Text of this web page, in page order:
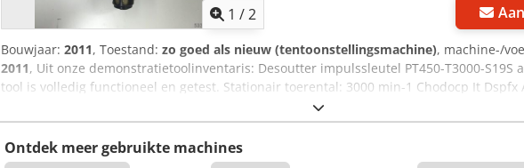
1 /2
Bouwjaar: 2011, Toestand: zo goed als nieuw (tentoonstellingsmachine), machine-/
2011, Uit onze demonstratietoolinventaris: Desoutter impulssleutel PT450-T3000-S19S
tool is volledig functioneel en getest. Stationair toerental: 3000 min-1 Chodocp It Dspfx
vierkant Koppelbereik: 225-450 Nm Lengte: 202 mm Gewicht: 4,3 kg
Ontdek meer gebruikte machines